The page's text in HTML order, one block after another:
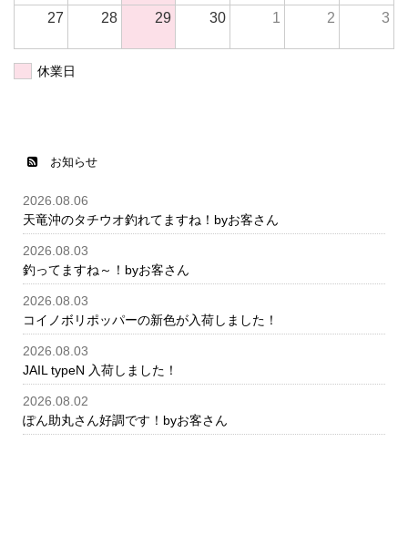
27 28 29 30 1 2 3
休業日
お知らせ
2026.08.06
天竜沖のタチウオ釣れてますね！byお客さん
2026.08.03
釣ってますね～！byお客さん
2026.08.03
コイノボリポッパーの新色が入荷しました！
2026.08.03
JAIL typeN 入荷しました！
2026.08.02
ぽん助丸さん好調です！byお客さん